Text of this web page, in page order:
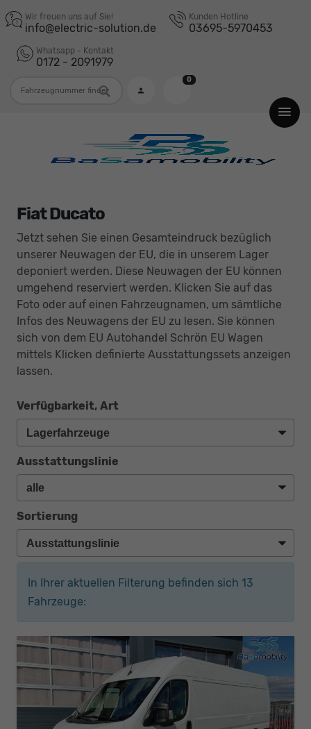
Wir freuen uns auf Sie!
info@electric-solution.de
Kunden Hotline
03695-5970453
Whatsapp - Kontakt
0172 - 2091979
0
Fiat Ducato
Jetzt sehen Sie einen Gesamteindruck bezüglich
unserer Neuwagen der EU, die in unserem Lager
deponiert werden. Diese Neuwagen der EU können
umgehend reserviert werden. Klicken Sie auf das
Foto oder auf einen Fahrzeugnamen, um sämtliche
Infos des Neuwagens der EU zu lesen. Sie können
sich von dem EU Autohandel Schrön EU Wagen
mittels Klicken definierte Ausstattungssets anzeigen
lassen.
Verfügbarkeit, Art
Ausstattungslinie
Sortierung
In Ihrer aktuellen Filterung befinden sich 13
Fahrzeuge: